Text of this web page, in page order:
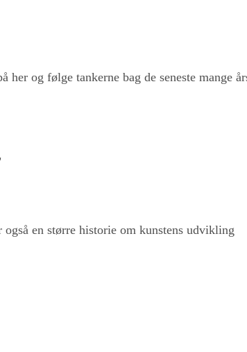
her og følge tankerne bag de seneste mange
en større historie om kunstens udvikling